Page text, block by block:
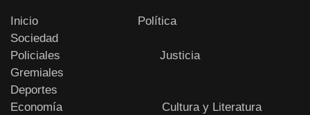
Inicio
Política
Sociedad
Policiales
Justicia
Gremiales
Deportes
Economía
Cultura y Literatura